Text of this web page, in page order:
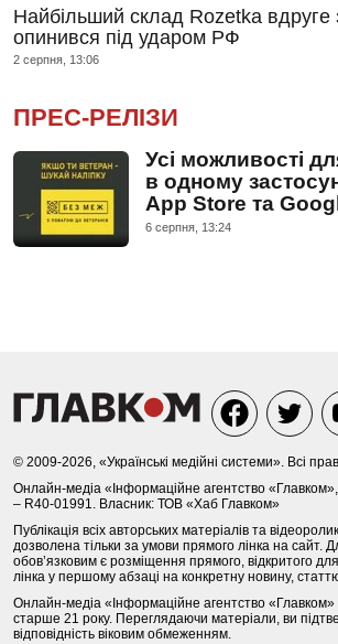
Найбільший склад Rozetka вдруге
опинився під ударом РФ
2 серпня, 13:06
ПРЕС-РЕЛІЗИ
Усі можливості
в одному
App Store та
6 серпня, 13:24
© 2009-2026, «Українські медійні системи». Всі
Онлайн-медіа «Інформаційне агентство
– R40-01991. Власник: ТОВ «Хаб Главком»
Публікація всіх авторських матеріалів та
дозволена тільки за умови прямого лінка на сайт.
обов’язковим є розміщення прямого, відкритого
лінка у першому абзаці на конкретну новину,
Онлайн-медіа «Інформаційне агентство
старше 21 року. Переглядаючи матеріали, ви
відповідність віковим обмеженням.